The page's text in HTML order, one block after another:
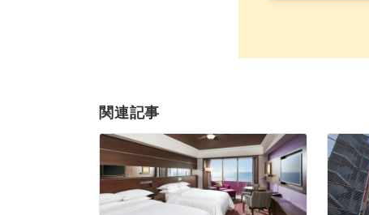
関連記事